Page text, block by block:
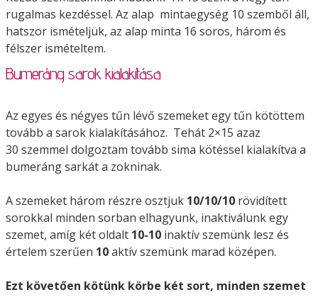
rugalmas kezdéssel. Az alap mintaegység 10 szemből áll,
hatszor ismételjük, az alap minta 16 soros, három és
félszer ismételtem.
Bumeráng sarok kialakítása
Az egyes és négyes tűn lévő szemeket egy tűn kötöttem
tovább a sarok kialakításához. Tehát 2×15 azaz
30 szemmel dolgoztam tovább sima kötéssel kialakítva a
bumeráng sarkát a zokninak.
A szemeket három részre osztjuk 10/10/10 rövidített
sorokkal minden sorban elhagyunk, inaktiválunk egy
szemet, amíg két oldalt 10-10 inaktív szemünk lesz és
értelem szerűen 10aktív szemünk marad középen.
Ezt követően kötünk körbe két sort, minden szemet